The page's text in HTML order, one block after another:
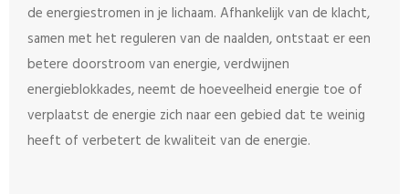
de energiestromen in je lichaam. Afhankelijk van de klacht,
samen met het reguleren van de naalden, ontstaat er een
betere doorstroom van energie, verdwijnen
energieblokkades, neemt de hoeveelheid energie toe of
verplaatst de energie zich naar een gebied dat te weinig
heeft of verbetert de kwaliteit van de energie.